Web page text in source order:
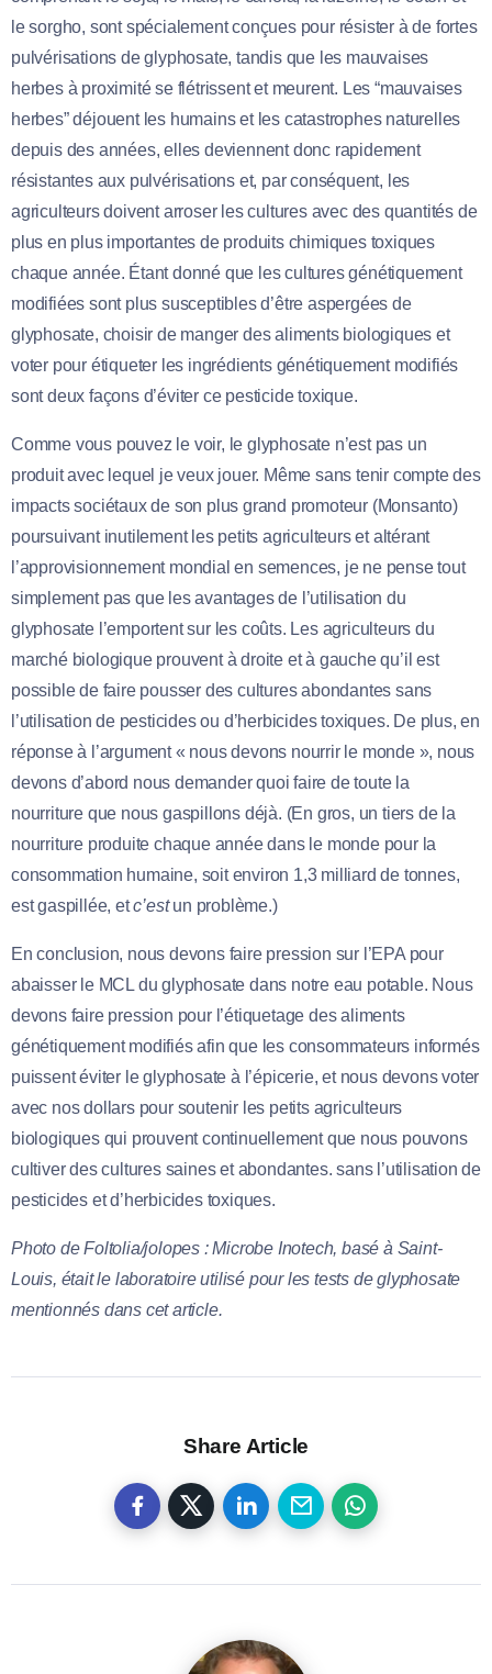
le sorgho, sont spécialement conçues pour résister à de fortes
pulvérisations de glyphosate, tandis que les mauvaises
herbes à proximité se flétrissent et meurent. Les “mauvaises
herbes” déjouent les humains et les catastrophes naturelles
depuis des années, elles deviennent donc rapidement
résistantes aux pulvérisations et, par conséquent, les
agriculteurs doivent arroser les cultures avec des quantités de
plus en plus importantes de produits chimiques toxiques
chaque année. Étant donné que les cultures génétiquement
modifiées sont plus susceptibles d’être aspergées de
glyphosate, choisir de manger des aliments biologiques et
voter pour étiqueter les ingrédients génétiquement modifiés
sont deux façons d’éviter ce pesticide toxique.
Comme vous pouvez le voir, le glyphosate n’est pas un
produit avec lequel je veux jouer. Même sans tenir compte des
impacts sociétaux de son plus grand promoteur (Monsanto)
poursuivant inutilement les petits agriculteurs et altérant
l’approvisionnement mondial en semences, je ne pense tout
simplement pas que les avantages de l’utilisation du
glyphosate l’emportent sur les coûts. Les agriculteurs du
marché biologique prouvent à droite et à gauche qu’il est
possible de faire pousser des cultures abondantes sans
l’utilisation de pesticides ou d’herbicides toxiques. De plus, en
réponse à l’argument « nous devons nourrir le monde », nous
devons d’abord nous demander quoi faire de toute la
nourriture que nous gaspillons déjà. (En gros, un tiers de la
nourriture produite chaque année dans le monde pour la
consommation humaine, soit environ 1,3 milliard de tonnes,
est gaspillée, etc’estun problème.)
En conclusion, nous devons faire pression sur l’EPA pour
abaisser le MCL du glyphosate dans notre eau potable. Nous
devons faire pression pour l’étiquetage des aliments
génétiquement modifiés afin que les consommateurs informés
puissent éviter le glyphosate à l’épicerie, et nous devons voter
avec nos dollars pour soutenir les petits agriculteurs
biologiques qui prouvent continuellement que nous pouvons
cultiver des cultures saines et abondantes. sans l’utilisation de
pesticides et d’herbicides toxiques.
Photo de Foltolia/jolopes : Microbe Inotech, basé à Saint-
Louis, était le laboratoire utilisé pour les tests de glyphosate
mentionnés dans cet article.
Share Article